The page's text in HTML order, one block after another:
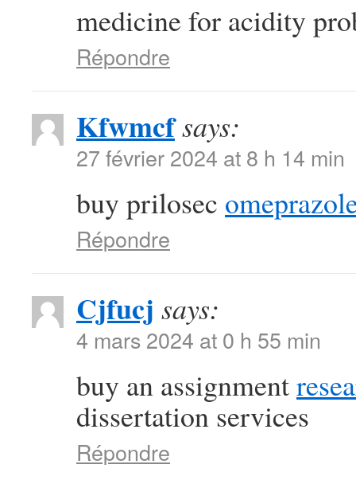
medicine for acidity
Répondre
Kfwmcfsays:
27 février 2024 at 8 h 14 min
buy prilosec
Répondre
Cjfucj says:
4 mars 2024 at 0 h 55 min
buy an assignment
dissertation services
Répondre